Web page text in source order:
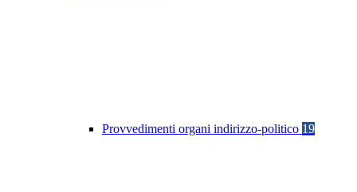
Provvedimenti organi indirizzo-politico 19